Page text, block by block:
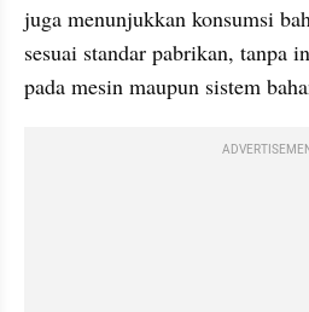
juga menunjukkan konsumsi
sesuai standar pabrikan, tanpa
pada mesin maupun sistem